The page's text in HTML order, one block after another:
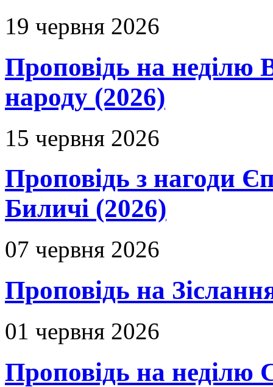
19 червня 2026
Проповідь на неділю
народу (2026)
15 червня 2026
Проповідь з нагоди
Биличі (2026)
07 червня 2026
Проповідь на
01 червня 2026
Проповідь на неділю